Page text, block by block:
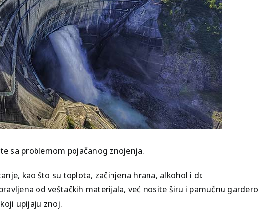
znojenje!
mezoterapijski tretman
Intenzivna anti-age nega
sa problemom pojačanog znojenja.
kao što su toplota, začinjena hrana, alkohol i dr.
od veštačkih materijala, već nosite širu i pamučnu
upijaju znoj.